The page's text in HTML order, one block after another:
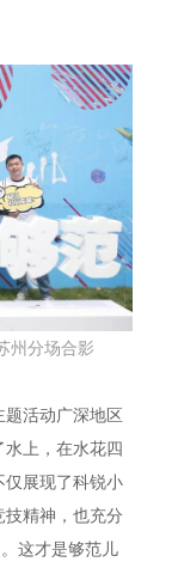
州分场合影
题活动广深地区
上，在水花四
仅展现了科锐小
精神，也充分
这才是够范儿